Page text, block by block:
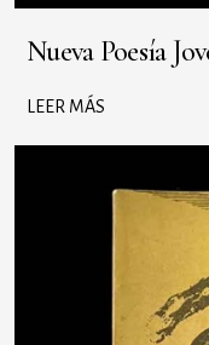
Nueva Poesía
LEER MÁS